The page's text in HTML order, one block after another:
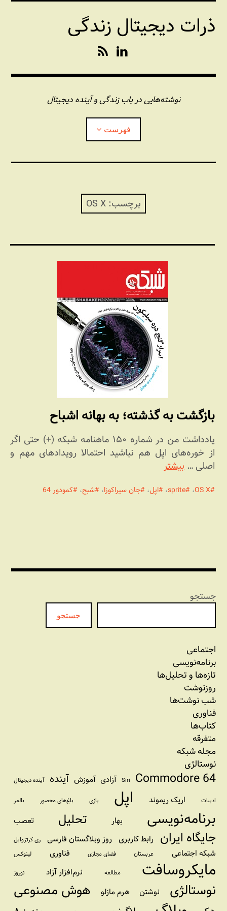
رفتن
محتواذرات دیجیتال زندگی
n
k
e
d
I
n
S
نوشته‌هایی در باب زندگی و آینده دیجیتال
فهرست
برچسب:OS X
بازگشت به گذشته؛ به بهانه اشباح
یادداشت من در شماره ۱۵۰ ماهنامه شبکه (+) حتی اگر
از خوره‌های اپل هم نباشید احتمالا رویدادهای مهم و
اصلی …بیشتر
OS X، sprite، اپل، جان سیراکوزا، شبح، کمودور 64
جستجو
جستجو
اجتماعی
برنامه‏‌نویسی
تازه‌‌ها و تحلیل‌ها
روزنوشت
شب نوشت‌ها
فناوری
کتاب‌ها
متفرقه
مجله شبکه
نوستالژی
Commodore 64
Siri آزادی آموزش آینده آینده دیجیتال
ادبیات اریک ریموند اپل بازی باغ‌های محصور بالمر
برنامه‌نویسی بهار تحلیل تعصب
جایگاه ایران رابط کاربری روز وبلاگستان فارسی ری کرتزوایل
شبکه اجتماعی عربستان فضای مجازی فناوری لینوکس
مایکروسافت مطالعه نرم‌افزار آزاد نوروز
نوستالژی نوشتن هرم مازلو هوش مصنوعی